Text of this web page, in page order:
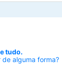
tudo.
de alguma forma?